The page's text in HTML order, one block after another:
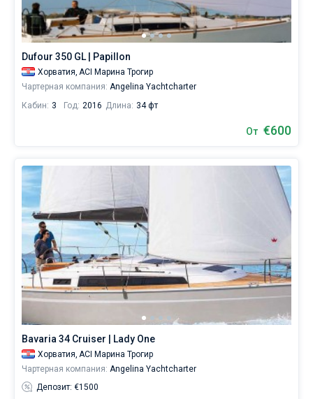
яхтинга.
Наймите
команду
хостес/
повара)
или
услугой
городе
Трогир
шкипера,
чтобы
лично
управлять
судном.
каталоге
яхт
аренду
вы
найдете
304
предложений
Dufour 350 GL | Papillon
Хорватия, ACI Марина Трогир
Чартерная компания: Angelina Yachtcharter
Кабин: 3 Год: 2016 Длина: 34 фт
От €600
Bavaria 34 Cruiser | Lady One
Хорватия, ACI Марина Трогир
Чартерная компания: Angelina Yachtcharter
Депозит: €1500
Без шкипера
Со шкипером
Показать(304)